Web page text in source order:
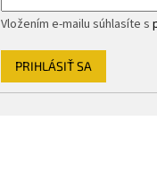
Vložením e-mailu súhlasíte s
PRIHLÁSIŤ SA